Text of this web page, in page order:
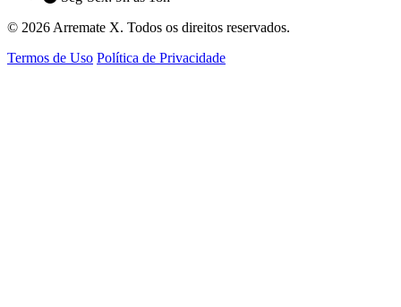
© 2026 Arremate X. Todos os direitos reservados.
Termos de Uso Política de Privacidade